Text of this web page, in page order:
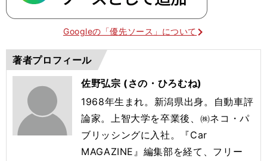
Googleの「優先ソース」について
著者プロフィール
佐野弘宗 (さの・ひろむね)
1968年生まれ。新潟県出身。自動車評
論家。上智大学を卒業後、㈱ネコ・パ
ブリッシングに入社。『Car
MAGAZINE』編集部を経て、フリー